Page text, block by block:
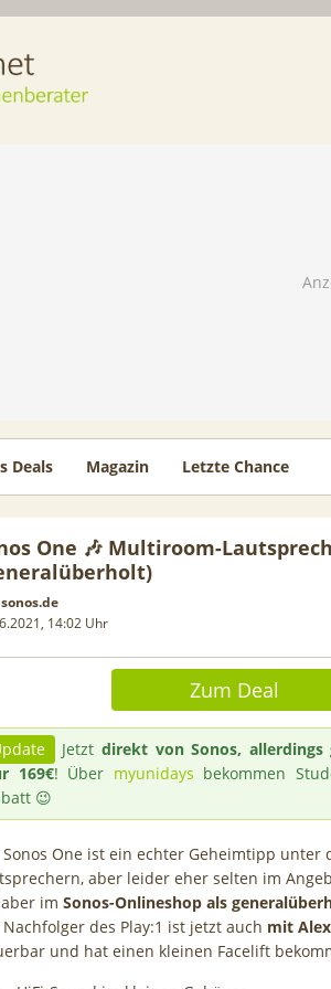
Deals Magazin Letzte Chance
One 🎶 Multiroom-
sonos.de
14:02 Uhr
Zum Deal
Jetzt direkt von Sonos,
169€! Über myunidays bekommen
😉
Sonos One ist ein echter Geheimtipp unter
aber leider eher selten im
im Sonos-Onlineshop als
Nachfolger des Play:1 ist jetzt auch mit
und hat einen kleinen Facelift
[Eff. GRATIS!] 📲 Samsung
Galaxy S26 (256GB) für 169€ +
50GB 5G Otelo Vodafone Allnet
für 19,99€ + 50€ BONUS